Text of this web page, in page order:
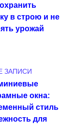
в строю и не
урожай
ЗАПИСИ
окна:
стиль
для